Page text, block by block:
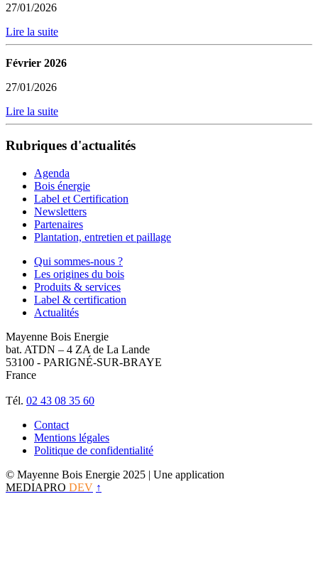
27/01/2026
Lire la suite
Février 2026
27/01/2026
Lire la suite
Rubriques d'actualités
Agenda
Bois énergie
Label et Certification
Newsletters
Partenaires
Plantation, entretien et paillage
Qui sommes-nous ?
Les origines du bois
Produits & services
Label & certification
Actualités
Mayenne Bois Energie
bat. ATDN – 4 ZA de La Lande
53100 - PARIGNÉ-SUR-BRAYE
France
Tél. 02 43 08 35 60
Contact
Mentions légales
Politique de confidentialité
© Mayenne Bois Energie 2025 | Une application
MEDIAPRO DEV ↑